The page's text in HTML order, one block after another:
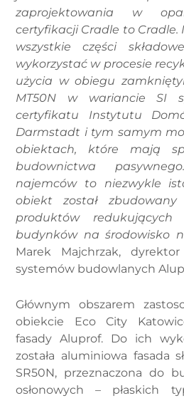
zaprojektowania w
certyfikacji Cradle to Cradle.
wszystkie części
wykorzystać w procesie
użycia w obiegu
MT50N w wariancie SI
certyfikatu Instytutu
Darmstadt i tym samym
obiektach, które mają
budownictwa
najemców to niezwykle
obiekt został zbudowany
produktów redukujących
budynków na środowisko
Marek Majchrzak,
systemów budowlanych
Głównym obszarem
obiekcie Eco City
fasady Aluprof. Do ich
została aluminiowa fasada
SR50N, przeznaczona do
osłonowych – płaskich